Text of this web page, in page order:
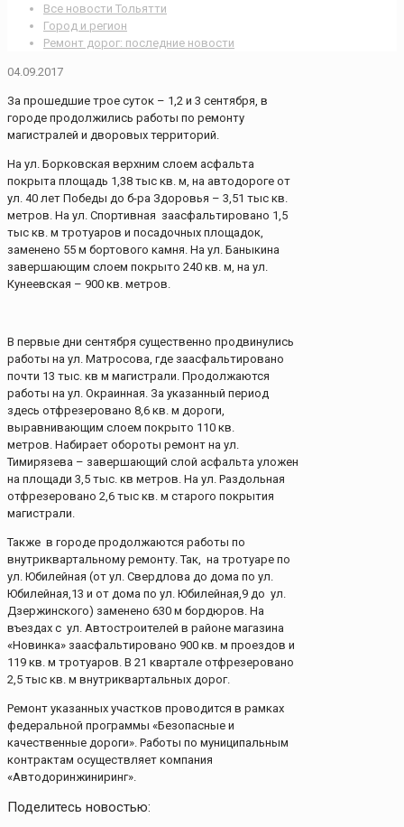
Все новости Тольятти
Город и регион
Ремонт дорог: последние новости
04.09.2017
За прошедшие трое суток – 1,2 и 3 сентября, в
городе продолжились работы по ремонту
магистралей и дворовых территорий.
На ул. Борковская верхним слоем асфальта
покрыта площадь 1,38 тыс кв. м, на автодороге от
ул. 40 лет Победы до б-ра Здоровья – 3,51 тыс кв.
метров. На ул. Спортивная заасфальтировано 1,5
тыс кв. м тротуаров и посадочных площадок,
заменено 55 м бортового камня. На ул. Баныкина
завершающим слоем покрыто 240 кв. м, на ул.
Кунеевская – 900 кв. метров.
В первые дни сентября существенно продвинулись
работы на ул. Матросова, где заасфальтировано
почти 13 тыс. кв м магистрали. Продолжаются
работы на ул. Окраинная. За указанный период
здесь отфрезеровано 8,6 кв. м дороги,
выравнивающим слоем покрыто 110 кв.
метров. Набирает обороты ремонт на ул.
Тимирязева – завершающий слой асфальта уложен
на площади 3,5 тыс. кв метров. На ул. Раздольная
отфрезеровано 2,6 тыс кв. м старого покрытия
магистрали.
Также в городе продолжаются работы по
внутриквартальному ремонту. Так, на тротуаре по
ул. Юбилейная (от ул. Свердлова до дома по ул.
Юбилейная,13 и от дома по ул. Юбилейная,9 до ул.
Дзержинского) заменено 630 м бордюров. На
въездах с ул. Автостроителей в районе магазина
«Новинка» заасфальтировано 900 кв. м проездов и
119 кв. м тротуаров. В 21 квартале отфрезеровано
2,5 тыс кв. м внутриквартальных дорог.
Ремонт указанных участков проводится в рамках
федеральной программы «Безопасные и
качественные дороги». Работы по муниципальным
контрактам осуществляет компания
«Автодоринжиниринг».
Поделитесь новостью: